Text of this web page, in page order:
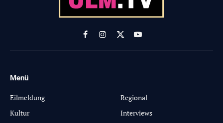
FacebookInstagram
X
(Twitter)
YouTube
Menü
Eilmeldung
Kultur
Regional
Interviews